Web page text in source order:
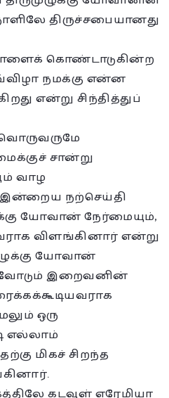
திருச்சபையானது
கொண்டாடுகின்ற
நமக்கு என்ன
என்று சிந்தித்துப்
சான்று
வாழ
நற்செய்தி
யோவான் நேர்மையும்,
விளங்கினார் என்று
யோவான்
இறைவனின்
ஒரு
எல்லாம்
மிகச் சிறந்த